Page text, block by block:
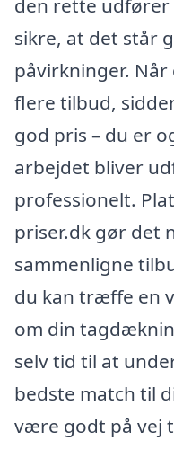
den rette
sikre, at det står
påvirkninger.
flere tilbud,
god pris – du er
arbejdet bliver
professionelt.
priser.dk gør det
sammenligne
du kan træffe en
om din
selv tid til at
bedste match til
være godt på vej